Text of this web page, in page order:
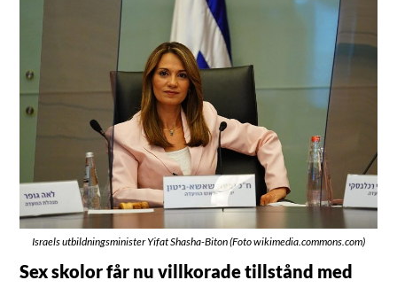
Israels utbildningsminister Yifat Shasha-Biton (Foto wikimedia.commons.com)
Sex skolor får nu villkorade tillstånd med